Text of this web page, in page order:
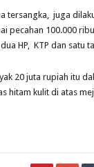
tersangka, juga
pecahan 100.000
HP, KTP dan satu
20 juta rupiah itu
hitam kulit di atas